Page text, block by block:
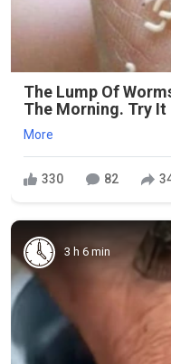
The Lump Of
The Morning. Try It
More
330 82
3 h 6 min